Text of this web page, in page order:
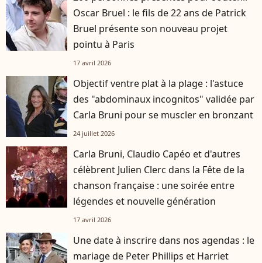
Oscar Bruel : le fils de 22 ans de Patrick
Bruel présente son nouveau projet
pointu à Paris
17 avril 2026
Objectif ventre plat à la plage : l'astuce
des "abdominaux incognitos" validée par
Carla Bruni pour se muscler en bronzant
24 juillet 2026
Carla Bruni, Claudio Capéo et d'autres
célèbrent Julien Clerc dans la Fête de la
chanson française : une soirée entre
légendes et nouvelle génération
17 avril 2026
Une date à inscrire dans nos agendas : le
mariage de Peter Phillips et Harriet